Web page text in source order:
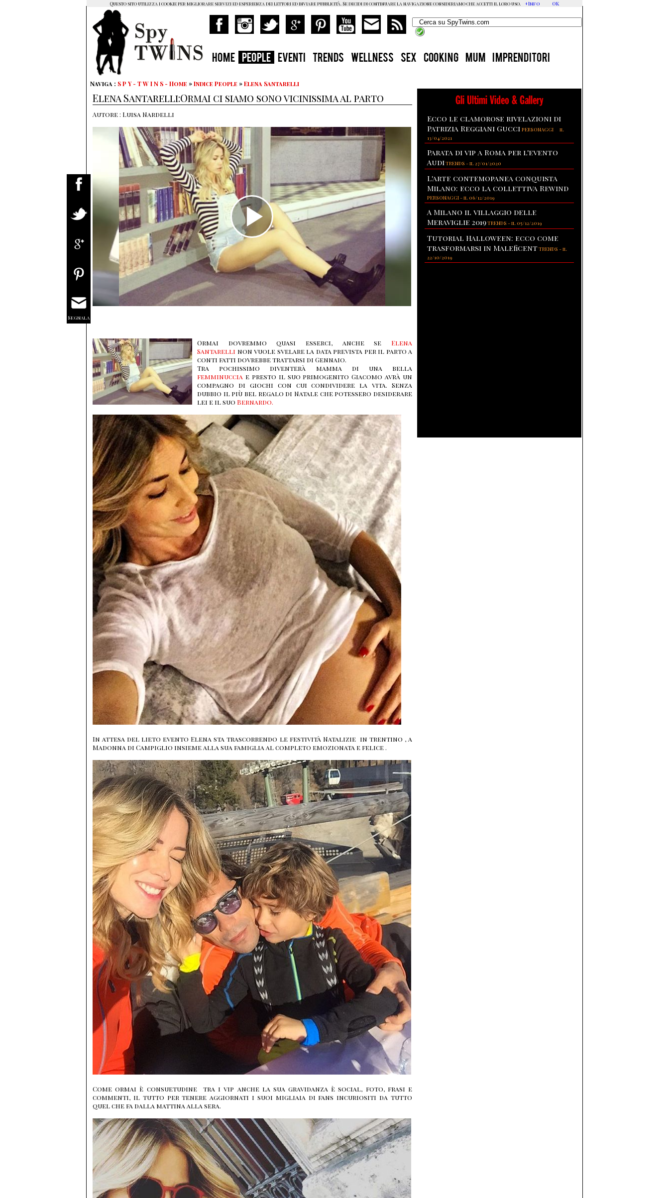
HOME PEOPLE EVENTI TRENDS WELLNESS SEX COOKING MUM IMPRENDITORI
Naviga : S P Y - T W I N S - Home »Indice People »Elena Santarelli
Elena Santarelli:Ormai ci siamo sono vicinissima al parto
Autore : Luisa Nardelli
Ormai dovremmo quasi esserci, anche se Elena
Santarelli non vuole svelare la data prevista per il parto a
conti fatti dovrebbe trattarsi di Gennaio.
Tra pochissimo diventerà mamma di una bella
femminuccia e presto il suo primogenito Giacomo avrà un
compagno di giochi con cui condividere la vita. Senza
dubbio il più bel regalo di Natale che potessero desiderare
lei e il suo Bernardo.
In attesa del lieto evento Elena sta trascorrendo le festività Natalizie in trentino , a
Madonna di Campiglio insieme alla sua famiglia al completo emozionata e felice .
Come ormai è consuetudine tra i vip anche la sua gravidanza è social, foto, frasi e
commenti, il tutto per tenere aggiornati i suoi migliaia di fans incuriositi da tutto
quel che fa dalla mattina alla sera.
Segnala
Gli Ultimi Video & Gallery
Ecco le clamorose rivelazioni di
Patrizia Reggiani Gucci PERSONAGGI
il
13/04/2021
Parata di vip a Roma per l'evento
AudiTRENDS -il 27/01/2020
L'arte contemopanea conquista
Milano: ecco la collettiva Rewind
PERSONAGGI-il 06/12/2019
A Milano il villaggio delle
Meraviglie 2019TRENDS -il 05/12/2019
Tutorial Halloween: ecco come
trasformarsi in Maleficent TRENDS -il
22/10/2019
Questo sito utilizza i cookie per migliorare servizi ed esperienza dei lettori ed inviare pubblicità. Se decidi di continuare la navigazione consideriamo che accetti il loro uso. +Info OK